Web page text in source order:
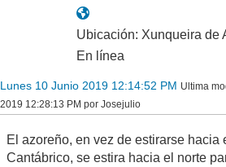
Ubicación: Xunqueira de
En línea
Lunes 10 Junio 2019 12:14:52 PM Ultima
2019 12:28:13 PM por Josejulio
El azoreño, en vez de estirarse hacia
Cantábrico, se estira hacia el norte